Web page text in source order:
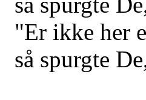
"Er ikke her
så spurgte